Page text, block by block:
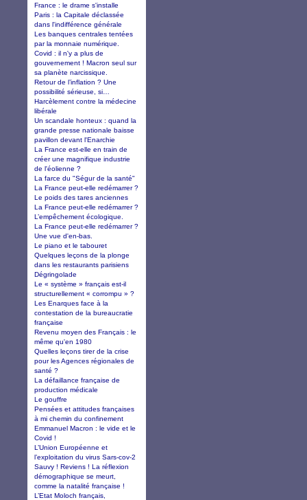
France : le drame s'installe
Paris : la Capitale déclassée
dans l'indifférence générale
Les banques centrales tentées
par la monnaie numérique.
Covid : il n'y a plus de
gouvernement ! Macron seul sur
sa planète narcissique.
Retour de l’inflation ? Une
possibilité sérieuse, si…
Harcèlement contre la médecine
libérale
Un scandale honteux : quand la
grande presse nationale baisse
pavillon devant l'Enarchie
La France est-elle en train de
créer une magnifique industrie
de l'éolienne ?
La farce du "Ségur de la santé"
La France peut-elle redémarrer ?
Le poids des tares anciennes
La France peut-elle redémarrer ?
L’empêchement écologique.
La France peut-elle redémarrer ?
Une vue d'en-bas.
Le piano et le tabouret
Quelques leçons de la plonge
dans les restaurants parisiens
Dégringolade
Le « système » français est-il
structurellement « corrompu » ?
Les Enarques face à la
contestation de la bureaucratie
française
Revenu moyen des Français : le
même qu'en 1980
Quelles leçons tirer de la crise
pour les Agences régionales de
santé ?
La défaillance française de
production médicale
Le gouffre
Pensées et attitudes françaises
à mi chemin du confinement
Emmanuel Macron : le vide et le
Covid !
L’Union Européenne et
l’exploitation du virus Sars-cov-2
Sauvy ! Reviens ! La réflexion
démographique se meurt,
comme la natalité française !
L’Etat Moloch français,